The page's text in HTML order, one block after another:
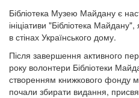
Бібліотека Музею Майдану є
ініціативи "Бібліотека
в стінах Українського дому.
Після завершення активного
року волонтери Бібліотеки
створенням книжкового фонду
почали збирати видання,